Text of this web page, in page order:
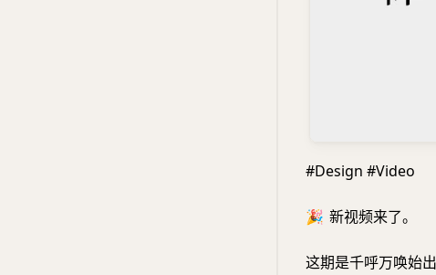
#Design #Video
🎉 新视频来了。
这期是千呼万唤始